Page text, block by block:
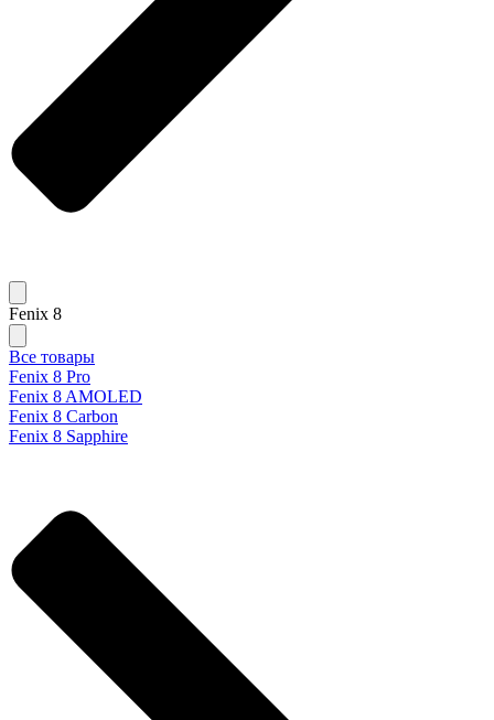
Fenix 8
Все товары
Fenix 8 Pro
Fenix 8 AMOLED
Fenix 8 Carbon
Fenix 8 Sapphire